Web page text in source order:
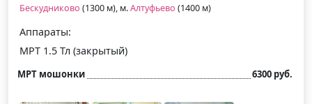
Бескудниково (1300 м), м.Алтуфьево (1400 м)
Аппараты:
МРТ 1.5 Тл (закрытый)
МРТ мошонки 6300 руб.